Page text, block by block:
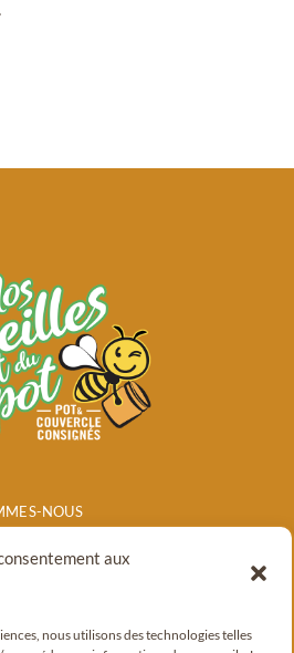
aux
nous utilisons des technologies telles
NOUS